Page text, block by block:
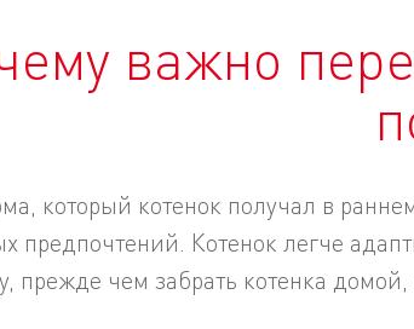
важно
который котенок получал в
предпочтений. Котенок легче
прежде чем забрать котенка